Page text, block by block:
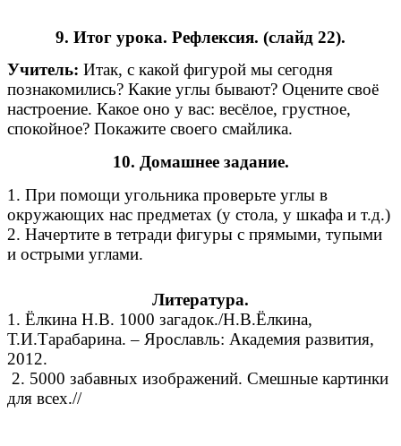
9. Итог урока. Рефлексия. (слайд 22).
Учитель: Итак, с какой фигурой мы сегодня
познакомились? Какие углы бывают? Оцените своё
настроение. Какое оно у вас: весёлое, грустное,
спокойное? Покажите своего смайлика.
10. Домашнее задание.
1. При помощи угольника проверьте углы в
окружающих нас предметах (у стола, у шкафа и т.д.)
2. Начертите в тетради фигуры с прямыми, тупыми
и острыми углами.
Литература.
1. Ёлкина Н.В. 1000 загадок./Н.В.Ёлкина,
Т.И.Тарабарина. – Ярославль: Академия развития,
2012.
2. 5000 забавных изображений. Смешные картинки
для всех.//